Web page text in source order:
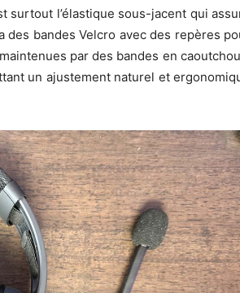
surtout l’élastique sous-jacent qui
bandes Velcro avec des repères
par des bandes en
un ajustement naturel et